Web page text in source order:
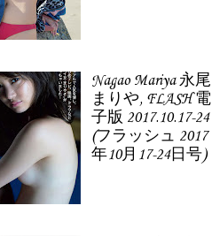
Nagao Mariya 永尾
まりや, FLASH 電
子版 2017.10.17-24
(フラッシュ 2017
年10月17-24日号)